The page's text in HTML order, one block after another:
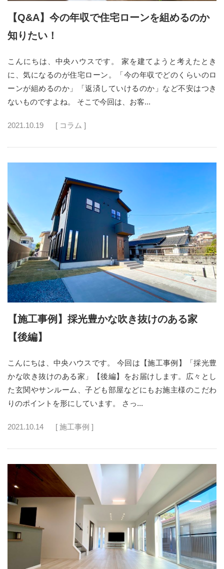
【Q&A】今の年収で住宅ローンを組めるのか
知りたい！
こんにちは、中央ハウスです。 家を建てようと考えたとき
に、気になるのが住宅ローン。「今の年収でどのくらいのロ
ーンが組めるのか」「返済していけるのか」など不安はつき
ないものですよね。 そこで今回は、お客...
2021.10.19 [ コラム ]
【施工事例】採光豊かな吹き抜けのある家
【後編】
こんにちは、中央ハウスです。 今回は【施工事例】「採光豊
かな吹き抜けのある家」【後編】をお届けします。広々とし
た玄関やサンルーム、子ども部屋などにもお施主様のこだわ
りのポイントを形にしています。 さっ...
2021.10.14 [ 施工事例 ]